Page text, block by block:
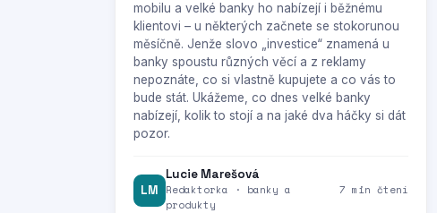
mobilu a velké banky ho nabízejí i běžnému
klientovi – u některých začnete se stokorunou
měsíčně. Jenže slovo „investice“ znamená u
banky spoustu různých věcí a z reklamy
nepoznáte, co si vlastně kupujete a co vás to
bude stát. Ukážeme, co dnes velké banky
nabízejí, kolik to stojí a na jaké dva háčky si dát
pozor.
LM
Lucie Marešová
Redaktorka · banky a
produkty
7 min čtení